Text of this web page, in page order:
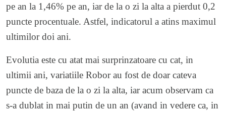
pe an la 1,46% pe an, iar de la o zi la alta a pierdut 0,2
puncte procentuale. Astfel, indicatorul a atins maximul
ultimilor doi ani.
Evolutia este cu atat mai surprinzatoare cu cat, in
ultimii ani, variatiile Robor au fost de doar cateva
puncte de baza de la o zi la alta, iar acum observam ca
s-a dublat in mai putin de un an (avand in vedere ca, in